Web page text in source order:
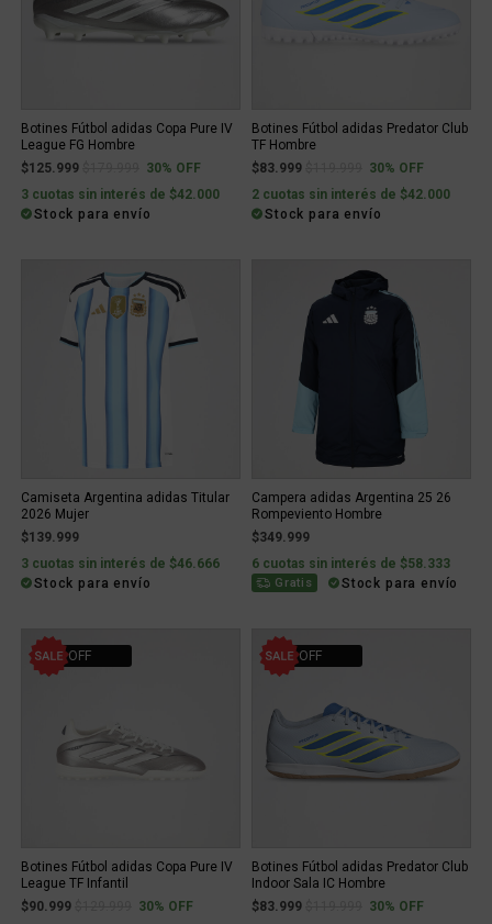
Botines Fútbol adidas Copa Pure IV
League FG Hombre
$125.999
Price reduced from
to30% OFF
3 cuotas sin interés de $42.000
Stock para envío
Botines Fútbol adidas Predator Club
TF Hombre
$83.999
Price reduced from
to30% OFF
2 cuotas sin interés de $42.000
Stock para envío
Camiseta Argentina adidas Titular
2026 Mujer
$139.999
3 cuotas sin interés de $46.666
Stock para envío
Campera adidas Argentina 25 26
Rompeviento Hombre
$349.999
6 cuotas sin interés de $58.333
Gratis Stock para envío
30% OFF
Botines Fútbol adidas Copa Pure IV
League TF Infantil
$90.999
Price reduced from
to30% OFF
30% OFF
Botines Fútbol adidas Predator Club
Indoor Sala IC Hombre
$83.999
Price reduced from
to30% OFF